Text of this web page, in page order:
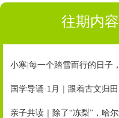
往期内容